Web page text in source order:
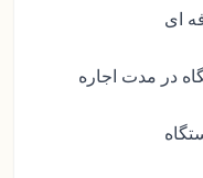
ای
در مدت اجاره